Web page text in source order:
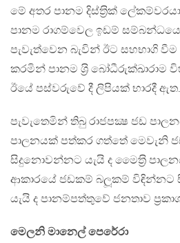
මේ අතර පානම දිස්ත‍්‍රික්
පානම රාගම්වෙල ඉඩම්
පැවැත්වෙන බැවින් ඊට සහභාගි
කරමින් පානම ශ‍්‍රි බෝධීරුක්ඛාරාම
ඊයේ පස්වරුවේ දී ලිපියක් භාරදී ඇත.
පැවැතෙමින් තිබු රාජපක්‍ෂ ජඩ
පාලනයක් පත්කර ගත්තේ මෙවැනි
සිදුනොවන්නට යැයි ද මෛත‍්‍රි
ආකාරයේ ජඩකම් බලූකම් විඳින්නට
යැයි ද පානම්පත්තුවේ ජනතාව
මෙලනි මානෙල් පෙරේරා